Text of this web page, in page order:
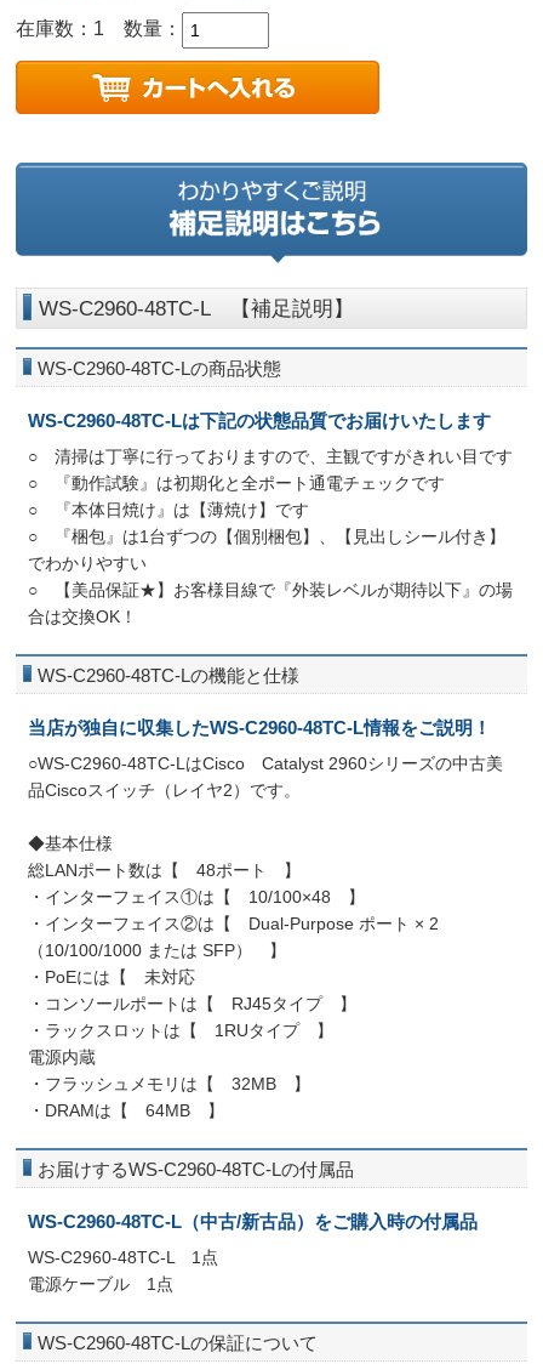
在庫数：1 数量：
WS-C2960-48TC-L 【補足説明】
WS-C2960-48TC-Lの商品状態
WS-C2960-48TC-Lは下記の状態品質でお届けいたします
○ 清掃は丁寧に行っておりますので、主観ですがきれい目です
○ 『動作試験』は初期化と全ポート通電チェックです
○ 『本体日焼け』は【薄焼け】です
○ 『梱包』は1台ずつの【個別梱包】、【見出しシール付き】
でわかりやすい
○ 【美品保証★】お客様目線で『外装レベルが期待以下』の場
合は交換OK！
WS-C2960-48TC-Lの機能と仕様
当店が独自に収集したWS-C2960-48TC-L情報をご説明！
○WS-C2960-48TC-LはCisco Catalyst 2960シリーズの中古美
品Ciscoスイッチ（レイヤ2）です。
◆基本仕様
総LANポート数は【 48ポート 】
・インターフェイス①は【 10/100×48 】
・インターフェイス②は【 Dual-Purpose ポート × 2
（10/100/1000 または SFP） 】
・PoEには【 未対応
・コンソールポートは【 RJ45タイプ 】
・ラックスロットは【 1RUタイプ 】
電源内蔵
・フラッシュメモリは【 32MB 】
・DRAMは【 64MB 】
お届けするWS-C2960-48TC-Lの付属品
WS-C2960-48TC-L（中古/新古品）をご購入時の付属品
WS-C2960-48TC-L 1点
電源ケーブル 1点
WS-C2960-48TC-Lの保証について